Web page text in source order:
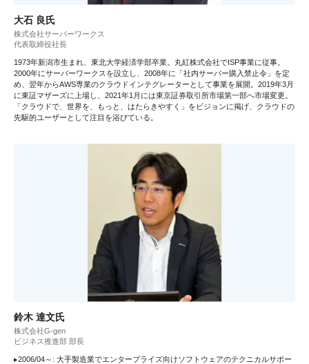
大石 良氏
株式会社サーバーワークス
代表取締役社長
1973年新潟市生まれ、東北大学経済学部卒業。丸紅株式会社でISP事業に従事。
2000年にサーバーワークスを設立し、2008年に「社内サーバー購入禁止令」を定
め、翌年からAWS専業のクラウドインテグレーターとして事業を展開。2019年3月
に東証マザーズに上場し、2021年1月には東京証券取引所市場第一部へ市場変更。
「クラウドで、世界を、もっと、はたらきやすく」をビジョンに掲げ、クラウドの
先駆的ユーザーとして注目を浴びている。
鈴木 達文氏
株式会社G-gen
ビジネス推進部 部長
▸2006/04～: 大手製造業でエンタープライズ向けソフトウェアのテクニカルサポー